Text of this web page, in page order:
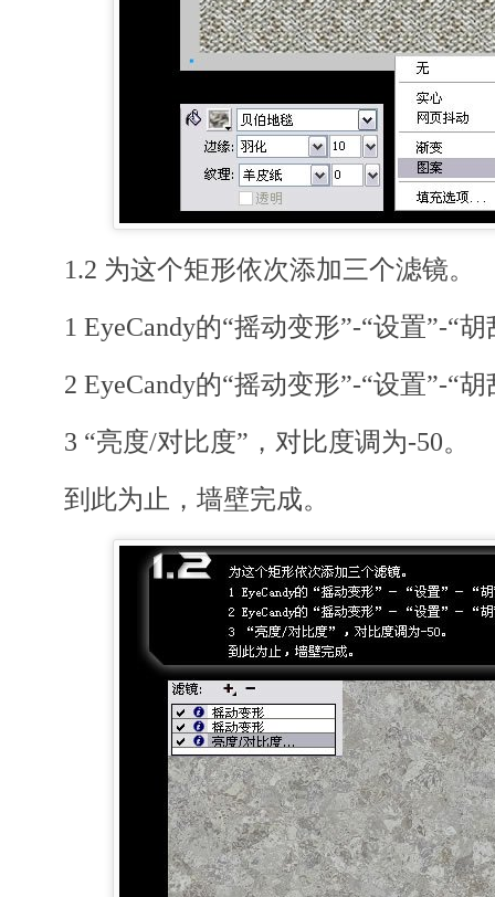
1.2 为这个矩形依次添加三个滤镜。
1 EyeCandy的“摇动变形”-“设置”-“胡
2 EyeCandy的“摇动变形”-“设置”-“胡
3 “亮度/对比度”，对比度调为-50。
到此为止，墙壁完成。